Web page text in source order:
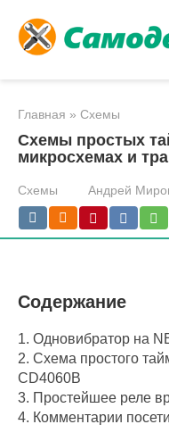
контенту
Главная » Схемы
Схемы простых
микросхемах и
Схемы Андрей
Содержание
1. Одновибратор на
2. Схема простого
CD4060B
3. Простейшее реле
4. Комментарии